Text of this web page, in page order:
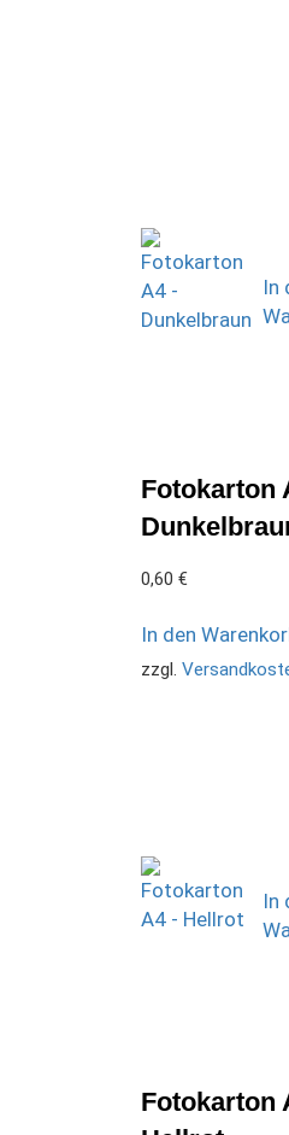
In
Fotokarton
0,60 €
In den
zzgl.
In
Fotokarton